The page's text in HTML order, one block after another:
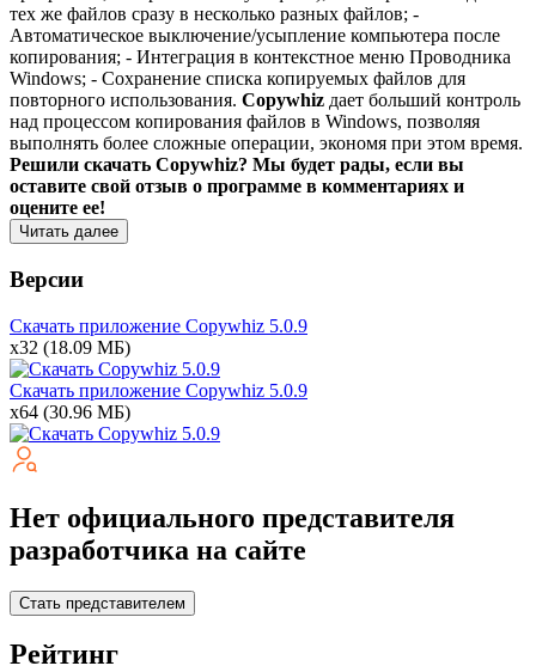
тех же файлов сразу в несколько разных файлов; -
Автоматическое выключение/усыпление компьютера после
копирования; - Интеграция в контекстное меню Проводника
Windows; - Сохранение списка копируемых файлов для
повторного использования. Copywhiz дает больший контроль
над процессом копирования файлов в Windows, позволяя
выполнять более сложные операции, экономя при этом время.
Решили скачать Copywhiz? Мы будет рады, если вы
оставите свой отзыв о программе в комментариях и
оцените ее!
Читать далее
Версии
Скачать приложение Copywhiz 5.0.9
x32 (18.09 МБ)
Скачать приложение Copywhiz 5.0.9
x64 (30.96 МБ)
Нет официального представителя
разработчика на сайте
Стать представителем
Рейтинг